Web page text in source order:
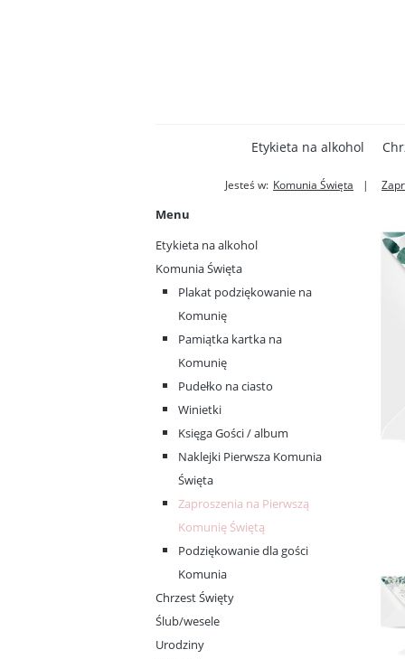
Etykieta na alkohol
Jesteś w: Komunia Święta
Menu
Etykieta na alkohol
Komunia Święta
Plakat podziękowanie na
Komunię
Pamiątka kartka na
Komunię
Pudełko na ciasto
Winietki
Księga Gości / album
Naklejki Pierwsza Komunia
Święta
Zaproszenia na Pierwszą
Komunię Świętą
Podziękowanie dla gości
Komunia
Chrzest Święty
Ślub/wesele
Urodziny